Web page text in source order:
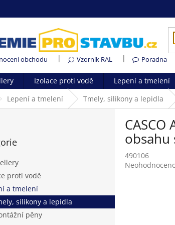
obchodu Vzorník RAL Poradna
Izolace proti vodě Lepení a tmelení
Lepení a tmelení Tmely, silikony a lepidla
proti vodě
a tmelení
silikony a lepidla
pěny
obsahu
490106
Průměrné